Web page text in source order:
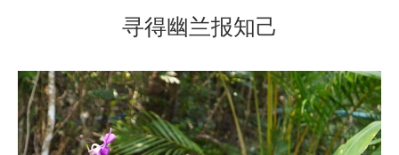
寻得幽兰报知己